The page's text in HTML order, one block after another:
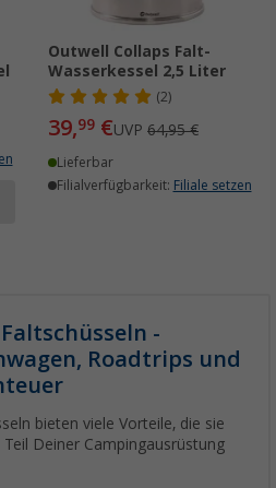
Outwell Collaps Falt-
Wasserkessel 2,5 Liter
(2)
39,99 €UVP 64,95 €
Lieferbar
Filialverfügbarkeit: Filiale setzen
-
Roadtrips und
bieten viele Vorteile, die sie
Deiner Campingausrüstung